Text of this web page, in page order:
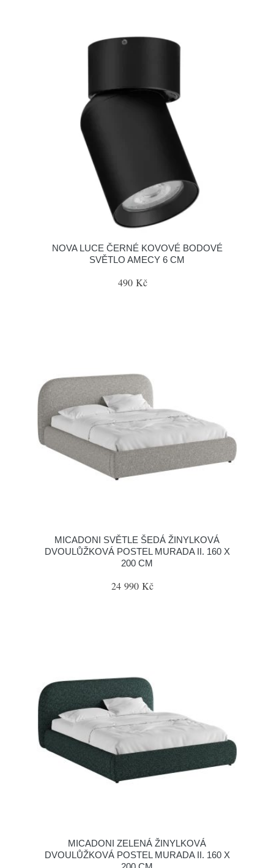
NOVA LUCE ČERNÉ KOVOVÉ BODOVÉ
SVĚTLO AMECY 6 CM
490 Kč
MICADONI SVĚTLE ŠEDÁ ŽINYLKOVÁ
DVOULŮŽKOVÁ POSTEL MURADA II. 160 X
200 CM
24 990 Kč
MICADONI ZELENÁ ŽINYLKOVÁ
DVOULŮŽKOVÁ POSTEL MURADA II. 160 X